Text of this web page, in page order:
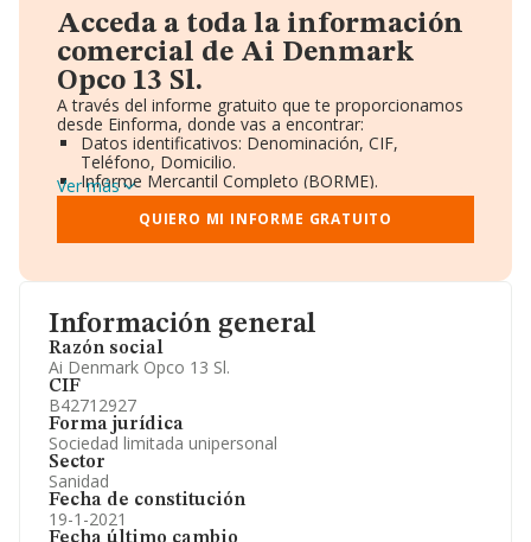
Información general
Razón social
Ai Denmark Opco 13 Sl.
CIF
B42712927
Forma jurídica
Sociedad limitada unipersonal
Sector
Sanidad
Fecha de constitución
19-1-2021
Acceda a toda la información
comercial de Ai Denmark
Opco 13 Sl.
A través del informe gratuito que te proporcionamos
desde Einforma, donde vas a encontrar:
Datos identificativos: Denominación, CIF,
Teléfono, Domicilio.
Informe Mercantil Completo (BORME).
Gráficos de Evolución Ventas y Empleados.
Consejo de Administración y Administradores.
Directivos y Ejecutivos.
Información oficial y registral complementaria.
Ver más
QUIERO MI INFORME GRATUITO